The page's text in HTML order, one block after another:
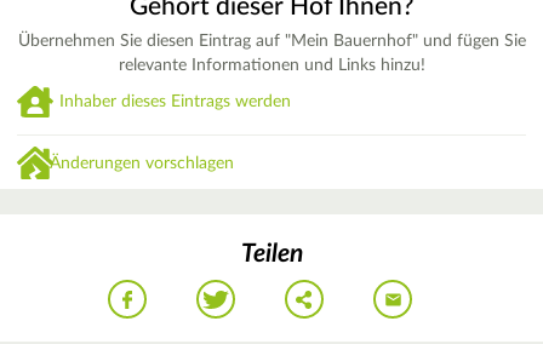
Gehört dieser Hof Ihnen?
Übernehmen Sie diesen Eintrag auf "Mein Bauernhof" und fügen Sie
relevante Informationen und Links hinzu!
Inhaber dieses Eintrags werden
Änderungen vorschlagen
Teilen